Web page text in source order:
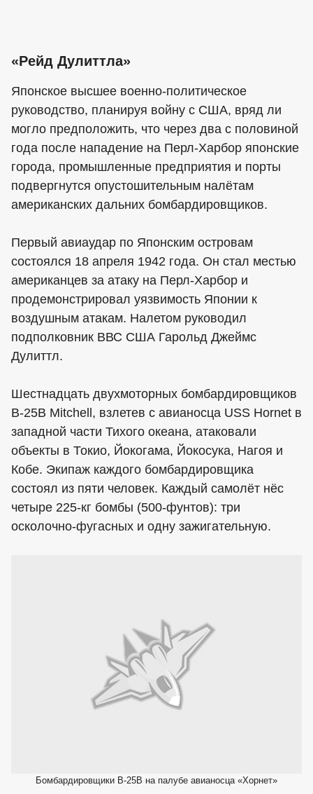
«Рейд Дулиттла»
Японское высшее военно-политическое
руководство, планируя войну с США, вряд ли
могло предположить, что через два с половиной
года после нападение на Перл-Харбор японские
города, промышленные предприятия и порты
подвергнутся опустошительным налётам
американских дальних бомбардировщиков.
Первый авиаудар по Японским островам
состоялся 18 апреля 1942 года. Он стал местью
американцев за атаку на Перл-Харбор и
продемонстрировал уязвимость Японии к
воздушным атакам. Налетом руководил
подполковник ВВС США Гарольд Джеймс
Дулиттл.
Шестнадцать двухмоторных бомбардировщиков
B-25B Mitchell, взлетев с авианосца USS Hornet в
западной части Тихого океана, атаковали
объекты в Токио, Йокогама, Йокосука, Нагоя и
Кобе. Экипаж каждого бомбардировщика
состоял из пяти человек. Каждый самолёт нёс
четыре 225-кг бомбы (500-фунтов): три
осколочно-фугасных и одну зажигательную.
Бомбардировщики В-25В на палубе авианосца «Хорнет»